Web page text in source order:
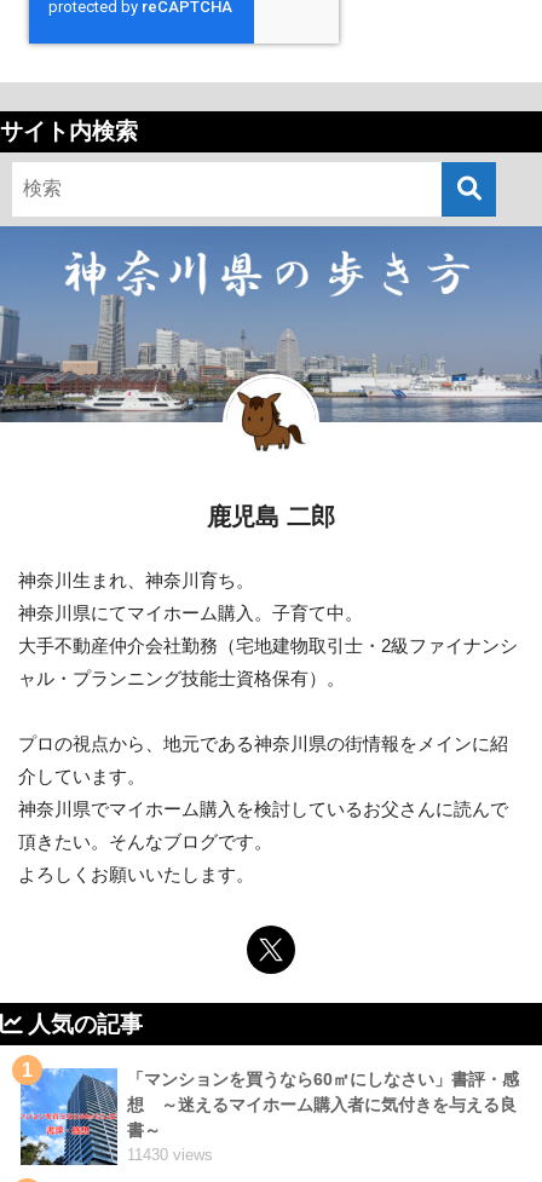
サイト内検索
鹿児島 二郎
神奈川生まれ、神奈川育ち。
神奈川県にてマイホーム購入。子育て中。
大手不動産仲介会社勤務（宅地建物取引士・2級ファイナンシ
ャル・プランニング技能士資格保有）。
プロの視点から、地元である神奈川県の街情報をメインに紹
介しています。
神奈川県でマイホーム購入を検討しているお父さんに読んで
頂きたい。そんなブログです。
よろしくお願いいたします。
人気の記事
1
「マンションを買うなら60㎡にしなさい」書評・感
想 ～迷えるマイホーム購入者に気付きを与える良
書～
11430 views